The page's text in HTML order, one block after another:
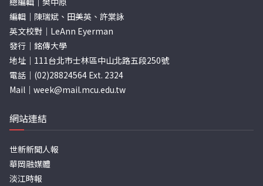
編輯｜陳瑞斌、田美英、許棠詠
英文校對｜LeAnn Eyerman
發行｜銘傳大學
地址｜111台北市士林區中山北路五段250號
電話｜(02)28824564 Ext. 2324
Mail｜ week@mail.mcu.edu.tw
網站連結
世新新聞人報
華岡融媒體
淡江時報